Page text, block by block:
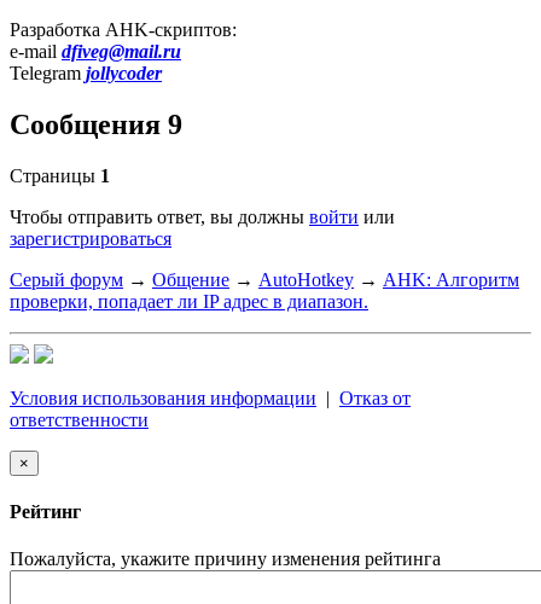
Разработка AHK-скриптов:
e-mail dfiveg@mail.ru
Telegram jollycoder
Сообщения 9
Страницы 1
Чтобы отправить ответ, вы должны войти или
зарегистрироваться
Серый форум → Общение → AutoHotkey → AHK: Алгоритм
проверки, попадает ли IP адрес в диапазон.
Условия использования информации | Отказ от
ответственности
×
Рейтинг
Пожалуйста, укажите причину изменения рейтинга